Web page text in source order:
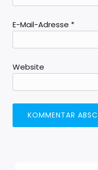
E-Mail-Adresse *
Website